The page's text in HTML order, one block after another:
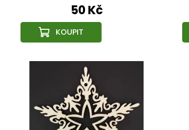
50 Kč